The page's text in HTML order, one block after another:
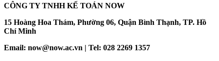
CÔNG TY TNHH KẾ TOÁN NOW
15 Hoàng Hoa Thám, Phường 06, Quận Bình Thạnh, TP. Hồ
Chí Minh
Email: now@now.ac.vn | Tel: 028 2269 1357